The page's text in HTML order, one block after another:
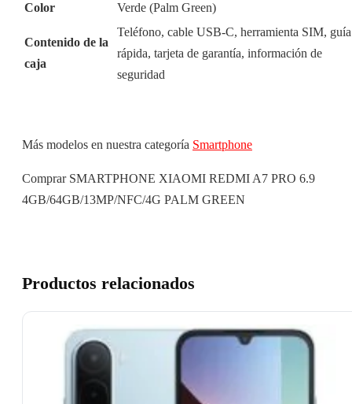
Color
Verde (Palm Green)
Contenido de la
caja
Teléfono, cable USB-C, herramienta SIM, guía
rápida, tarjeta de garantía, información de
seguridad
Más modelos en nuestra categoría Smartphone
Comprar SMARTPHONE XIAOMI REDMI A7 PRO 6.9
4GB/64GB/13MP/NFC/4G PALM GREEN
Productos relacionados